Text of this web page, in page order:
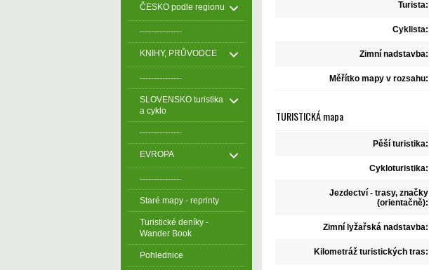
ČESKO podle regionu
---------------
KNIHY, PRŮVODCE
---------------
SLOVENSKO turistika
a cyklo
---------------
EVROPA
---------------
Staré mapy - reprinty
Turistické deníky -
Wander Book
Pohlednice
Turista:
Cyklista:
Zimní nadstavba:
Měřítko mapy v rozsahu:
TURISTICKÁ mapa
Pěší turistika:
Cykloturistika:
Jezdectví - trasy, značky
(orientačně):
Zimní lyžařská nadstavba:
Kilometráž turistických tras: